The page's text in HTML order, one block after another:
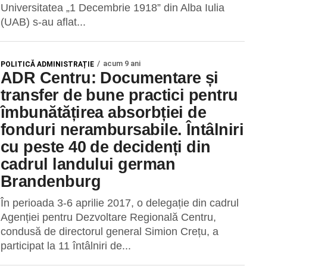
Universitatea „1 Decembrie 1918” din Alba Iulia
(UAB) s-au aflat...
POLITICĂ ADMINISTRAȚIE acum 9 ani
ADR Centru: Documentare și
transfer de bune practici pentru
îmbunătățirea absorbției de
fonduri nerambursabile. Întâlniri
cu peste 40 de decidenți din
cadrul landului german
Brandenburg
În perioada 3-6 aprilie 2017, o delegație din cadrul
Agenției pentru Dezvoltare Regională Centru,
condusă de directorul general Simion Crețu, a
participat la 11 întâlniri de...